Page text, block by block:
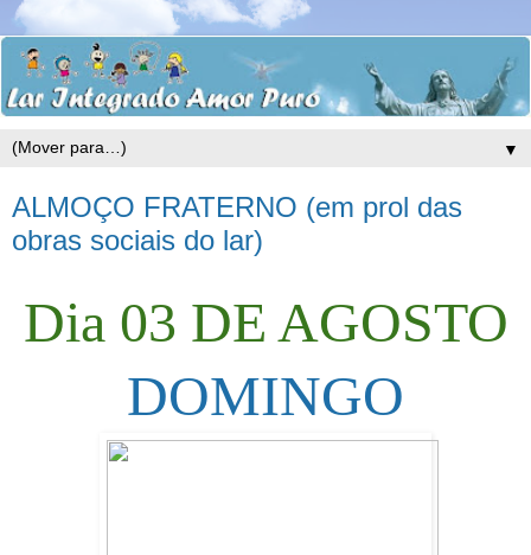
▼
ALMOÇO FRATERNO (em prol das
obras sociais do lar)
Dia 03 DE AGOSTO
DOMINGO